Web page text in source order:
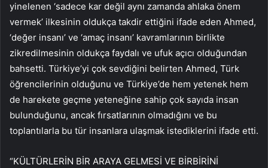
yinelenen ‘sadece kar değil aynı zamanda ahlaka önem
vermek’ ilkesinin oldukça takdir ettiğini ifade eden Ahmed,
‘değer insanı’ ve ‘amaç insanı’ kavramlarının birlikte
zikredilmesinin oldukça faydalı ve ufuk açıcı olduğundan
bahsetti. Türkiye’yi çok sevdiğini belirten Ahmed, Türk
öğrencilerinin olduğunu ve Türkiye’de hem yetenek hem
de harekete geçme yeteneğine sahip çok sayıda insan
bulunduğunu, ancak fırsatlarının olmadığını ve bu
toplantılarla bu tür insanlara ulaşmak istediklerini ifade etti.
“KÜLTÜRLERİN BİR ARAYA GELMESİ VE BİRBİRİNİ